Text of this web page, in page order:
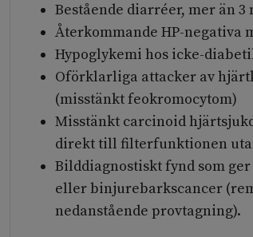
Bestående diarréer, mer än 3
Återkommande HP-negativa
Hypoglykemi hos icke-
Oförklarliga attacker av
(misstänkt feokromocytom)
Misstänkt carcinoid
direkt till filterfunktionen
Bilddiagnostiskt fynd som
eller binjurebarkscancer
nedanstående provtagning).